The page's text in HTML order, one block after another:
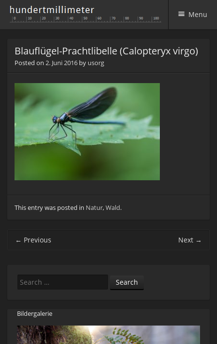
Menu
Blauflügel-Prachtlibelle (Calopteryx virgo)
Posted on 2. Juni 2016 by usorg
This entry was posted in Natur,Wald.
Post navigation
← Previous Next →
Search
Bildergalerie